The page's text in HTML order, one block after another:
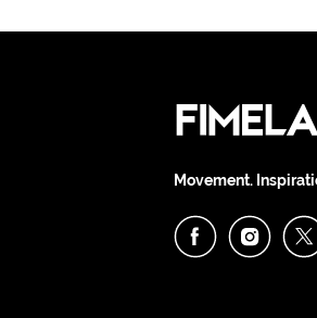
Movement.